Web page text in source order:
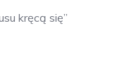
kręcą się”